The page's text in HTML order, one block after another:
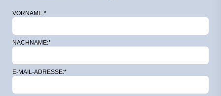
VORNAME:*
NACHNAME:*
E-MAIL-ADRESSE:*